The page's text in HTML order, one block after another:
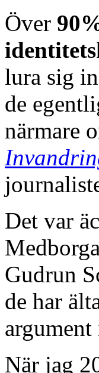
Över
lura sig
de
närmare
Det var
Gudrun
de har
När jag